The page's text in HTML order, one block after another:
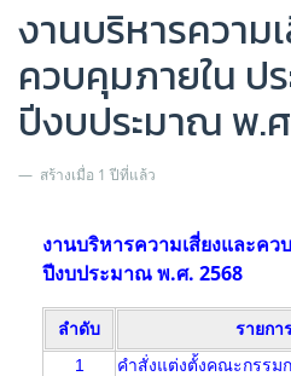
งานบริหารความ
ควบคุมภายใน ปร
ปีงบประมาณ พ.
สร้างเมื่อ 1 ปีที่แล้ว
งานบริหารความเสี่ยงและค
ปีงบประมาณ พ.ศ. 2568
ลำดับ รายกา
1
คำสั่งแต่งตั้งคณะกรรม